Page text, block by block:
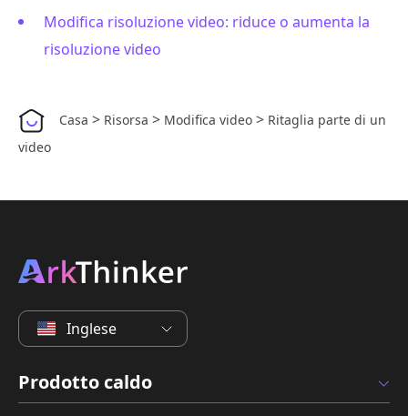
Modifica risoluzione video: riduce o aumenta la
risoluzione video
Casa > Risorsa > Modifica video > Ritaglia parte di un
video
Inglese
Prodotto caldo